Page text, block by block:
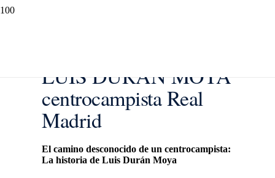
LUIS DURÁN MOYA
centrocampista Real
Madrid
El camino desconocido de un centrocampista:
La historia de Luis Durán Moya